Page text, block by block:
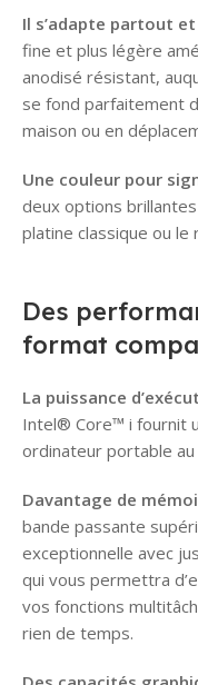
Il s’adapte partout
fine et plus légère
anodisé résistant,
se fond parfaitement
maison ou en
Une couleur pour
deux options
platine classique ou le
Des
format
La puissance
Intel® Core™ i fournit
ordinateur portable
Davantage de
bande passante
exceptionnelle avec
qui vous permettra
vos fonctions
rien de temps.